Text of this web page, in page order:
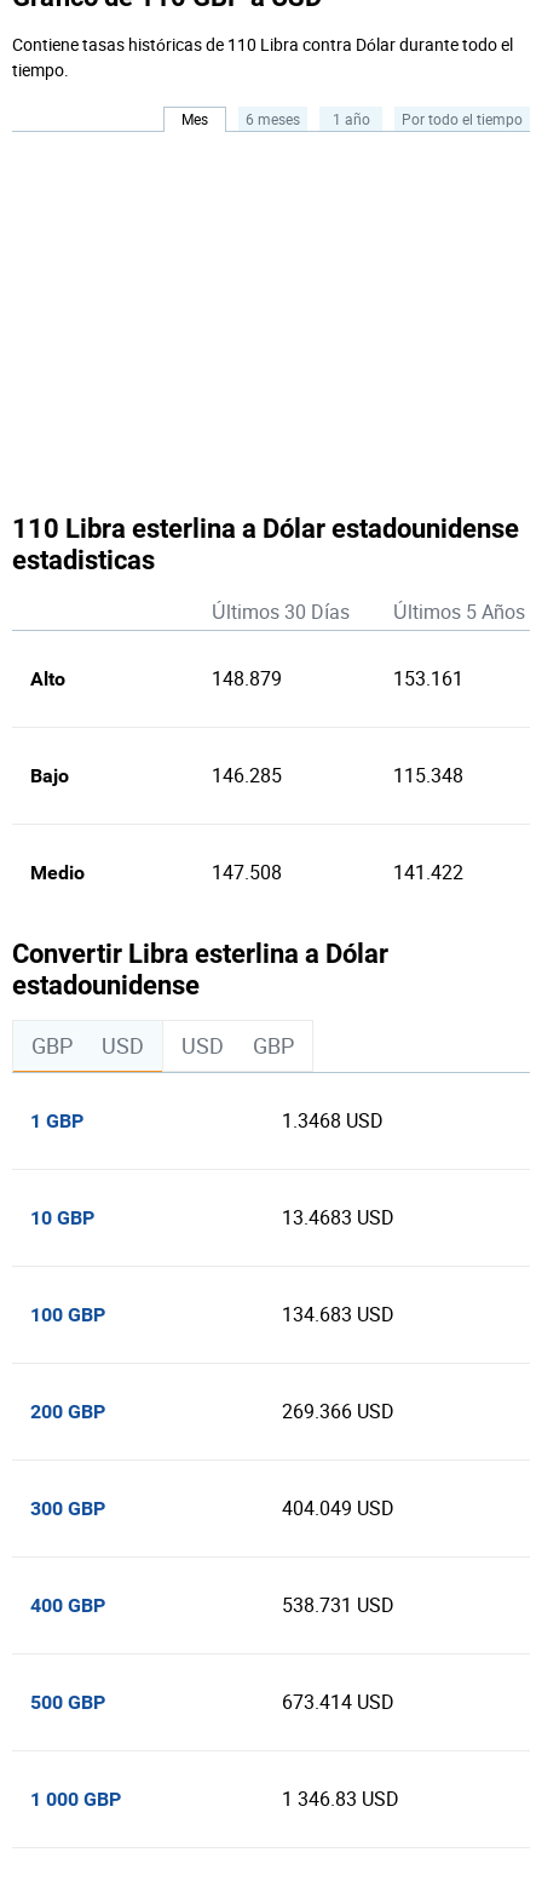
Contiene tasas históricas de 110 Libra contra Dólar durante todo el
tiempo.
Mes 6 meses 1 año Por todo el tiempo
110 Libra esterlina a Dólar estadounidense
estadisticas
Últimos 30 Días Últimos 5 Años
Alto 148.879 153.161
Bajo 146.285 115.348
Medio 147.508 141.422
Convertir Libra esterlina a Dólar
estadounidense
GBP USD USD GBP
1 GBP 1.3468 USD
10 GBP 13.4683 USD
100 GBP 134.683 USD
200 GBP 269.366 USD
300 GBP 404.049 USD
400 GBP 538.731 USD
500 GBP 673.414 USD
1 000 GBP 1 346.83 USD